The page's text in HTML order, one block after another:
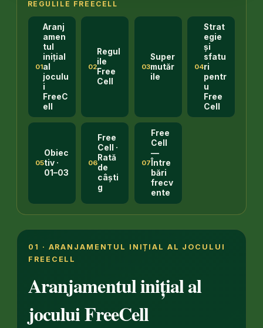
REGULILE FREECELL
01
Aranj
amen
tul
inițial
al
joculu
i
FreeC
ell
02
Regul
ile
Free
Cell
03
Super
mutăr
ile
04
Strat
egie
și
sfatu
ri
pentr
u
Free
Cell
05
Obiec
tiv ·
01–03
06
Free
Cell ·
Rată
de
câști
g
07
Free
Cell
—
Între
bări
frecv
ente
01 · ARANJAMENTUL INIȚIAL AL JOCULUI
FREECELL
Aranjamentul inițial al
jocului FreeCell